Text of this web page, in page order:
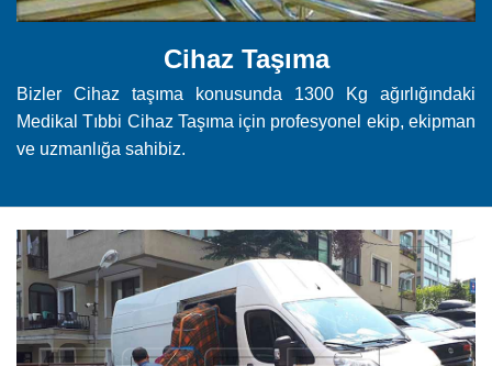
Cihaz Taşıma
Bizler Cihaz taşıma konusunda 1300 Kg ağırlığındaki
Medikal Tıbbi Cihaz Taşıma için profesyonel ekip, ekipman
ve uzmanlığa sahibiz.